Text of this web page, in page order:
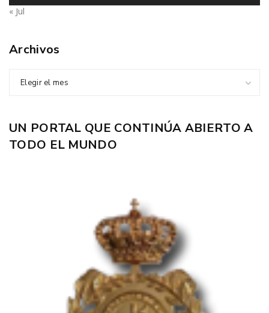
« Jul
Archivos
Elegir el mes
UN PORTAL QUE CONTINÚA ABIERTO A
TODO EL MUNDO